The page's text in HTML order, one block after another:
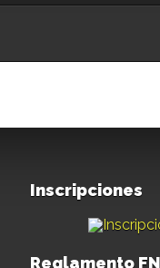
Inscripciones
Reglamento